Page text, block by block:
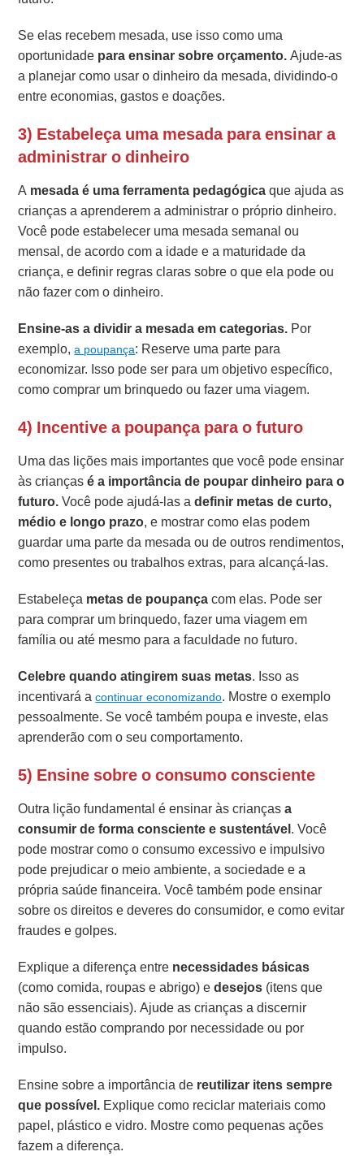
Se elas recebem mesada, use isso como uma
oportunidade para ensinar sobre orçamento.Ajude-as
a planejar como usar o dinheiro da mesada, dividindo-o
entre economias, gastos e doações.
3) Estabeleça uma mesada para ensinar a
administrar o dinheiro
A mesada é uma ferramenta pedagógicaque ajuda as
crianças a aprenderem a administrar o próprio dinheiro.
Você pode estabelecer uma mesada semanal ou
mensal, de acordo com a idade e a maturidade da
criança, e definir regras claras sobre o que ela pode ou
não fazer com o dinheiro.
Ensine-as a dividir a mesada em categorias. Por
exemplo,a poupança: Reserve uma parte para
economizar. Isso pode ser para um objetivo específico,
como comprar um brinquedo ou fazer uma viagem.
4) Incentive a poupança para o futuro
Uma das lições mais importantes que você pode ensinar
às criançasé a importância de poupar dinheiro para o
futuro.Você pode ajudá-las adefinir metas de curto,
médio e longo prazo, e mostrar como elas podem
guardar uma parte da mesada ou de outros rendimentos,
como presentes ou trabalhos extras, para alcançá-las.
Estabeleça metas de poupançacom elas. Pode ser
para comprar um brinquedo, fazer uma viagem em
família ou até mesmo para a faculdade no futuro.
Celebre quando atingirem suas metas. Isso as
incentivará acontinuar economizando. Mostre o exemplo
pessoalmente. Se você também poupa e investe, elas
aprenderão com o seu comportamento.
5) Ensine sobre o consumo consciente
Outra lição fundamental é ensinar às criançasa
consumir de forma consciente e sustentável. Você
pode mostrar como o consumo excessivo e impulsivo
pode prejudicar o meio ambiente, a sociedade e a
própria saúde financeira. Você também pode ensinar
sobre os direitos e deveres do consumidor, e como evitar
fraudes e golpes.
Explique a diferença entre necessidades básicas
(como comida, roupas e abrigo) edesejos (itens que
não são essenciais). Ajude as crianças a discernir
quando estão comprando por necessidade ou por
impulso.
Ensine sobre a importância de reutilizar itens sempre
que possível. Explique como reciclar materiais como
papel, plástico e vidro. Mostre como pequenas ações
fazem a diferença.